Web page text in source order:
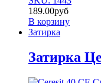
189.00руб
В корзину
Затирка
Затирка